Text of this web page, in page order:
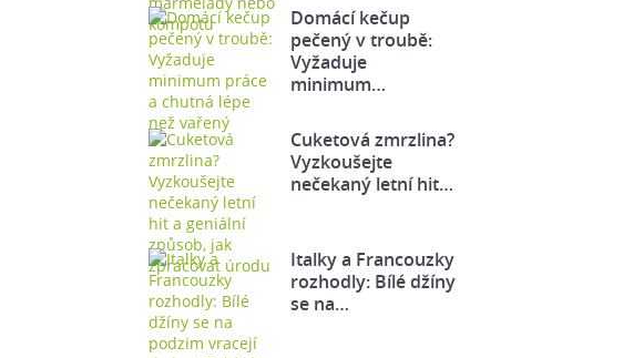
Domácí kečup
pečený v troubě:
Vyžaduje
minimum…
Cuketová zmrzlina?
Vyzkoušejte
nečekaný letní hit…
Italky a Francouzky
rozhodly: Bílé džíny
se na…